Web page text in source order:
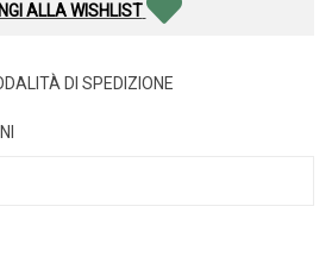
ALLA WISHLIST
DI SPEDIZIONE